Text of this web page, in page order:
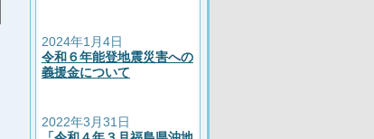
2024年1月4日
令和６年能登地震災害への
義援金について
2022年3月31日